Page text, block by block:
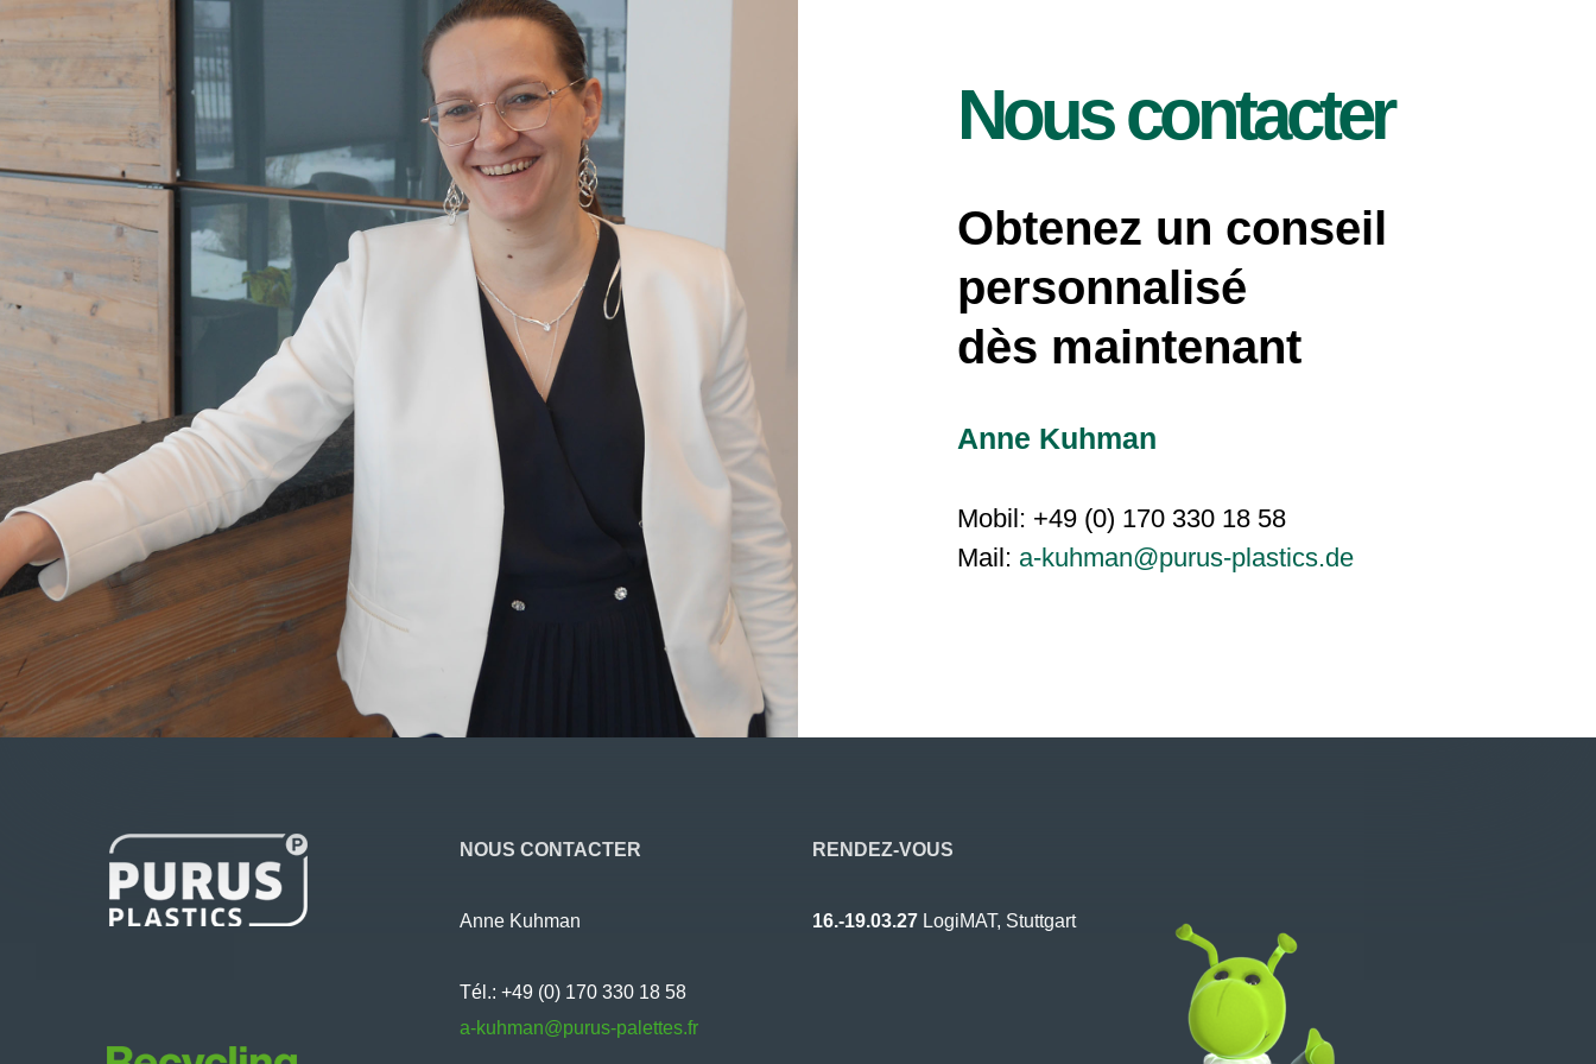
Nous contacter
Obtenez un conseil
personnalisé
dès maintenant
Anne Kuhman
Mobil: +49 (0) 170 330 18 58
Mail: a-kuhman@purus-plastics.de
NOUS CONTACTER
Anne Kuhman
Tél.: +49 (0) 170 330 18 58
a-kuhman@purus-palettes.fr
RENDEZ-VOUS
16.-19.03.27LogiMAT, Stuttgart